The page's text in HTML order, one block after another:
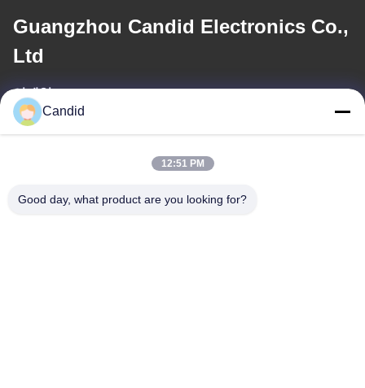
Guangzhou Candid Electronics Co.,
Ltd
이메일
Candid
12:51 PM
Good day, what product are you looking for?